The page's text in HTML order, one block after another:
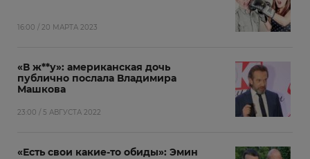
16:00 / 20 МАРТА 2023
«В ж**у»: американская дочь
публично послала Владимира
Машкова
23:00 / 5 АВГУСТА 2022
«Есть свои какие-то обиды»: Эмин